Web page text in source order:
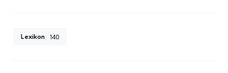
Lexikon 140